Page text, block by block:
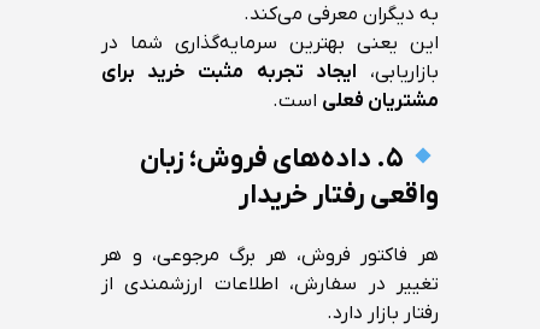
به دیگران معرفی می‌کند.
این یعنی بهترین سرمایه‌گذاری شما در
بازاریابی، ایجاد تجربه مثبت خرید برای
مشتریان فعلی است.
۵. داده‌های فروش؛ زبان
واقعی رفتار خریدار
هر فاکتور فروش، هر برگ مرجوعی، و هر
تغییر در سفارش، اطلاعات ارزشمندی از
رفتار بازار دارد.